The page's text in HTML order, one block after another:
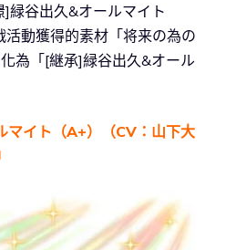
緑谷出久&オールマイト
活動獲得的素材「将来の為の
為「[継承]緑谷出久&オール
マイト（A+）（CV：山下大